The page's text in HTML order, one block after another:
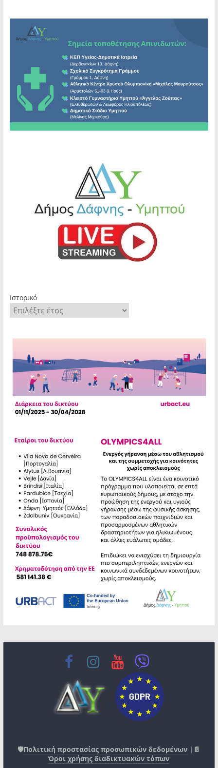
Ιστορικό
🛡️Πολιτική προστασίας προσωπικών δεδομένων |📄
Όροι χρήσης διαδικτυακών τόπων